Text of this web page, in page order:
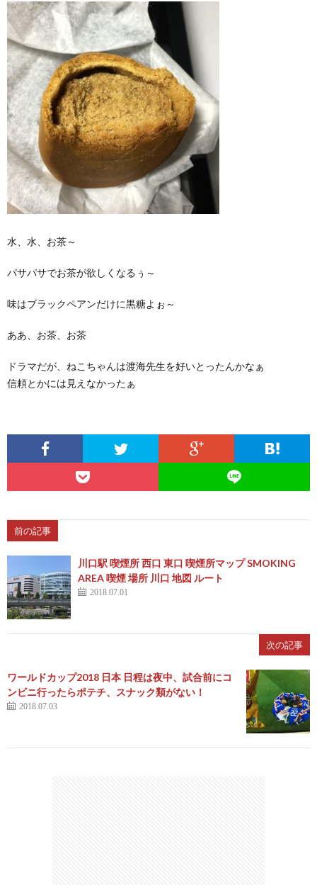
水、水、お茶～
パサパサでお茶が欲しくなるぅ～
味はブラックペアンだけに黒糖よぉ～
ああ、お茶、お茶
ドラマだが、ねこちゃんは渡海先生を好いとったんかなぁ
信頼とかには見えなかったぁ
前の記事
川口駅 喫煙所 西口 東口 喫煙所マップ SMOKING
AREA 喫煙 場所 川口 地図 ルート
2018.07.01
次の記事
ワールドカップ2018 日本 日程は夜中、試合前にコ
ンビニ行ったらポテチ、スナック類がない！
2018.07.03